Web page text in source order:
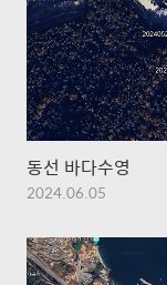
동선 바다수영
2024.06.05